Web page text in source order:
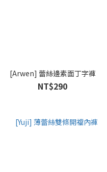
[Arwen] 蕾絲邊素面丁字褲
NT$290